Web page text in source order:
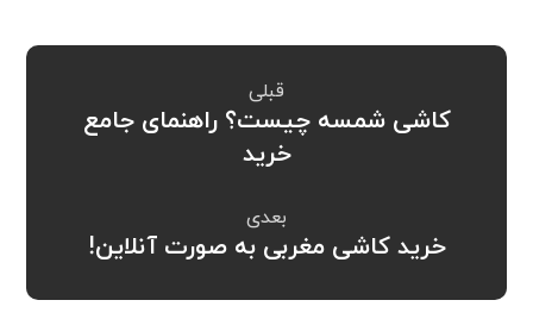
قبلی
کاشی شمسه چیست؟ راهنمای جامع
خرید
بعدی
خرید کاشی مغربی به صورت آنلاین!